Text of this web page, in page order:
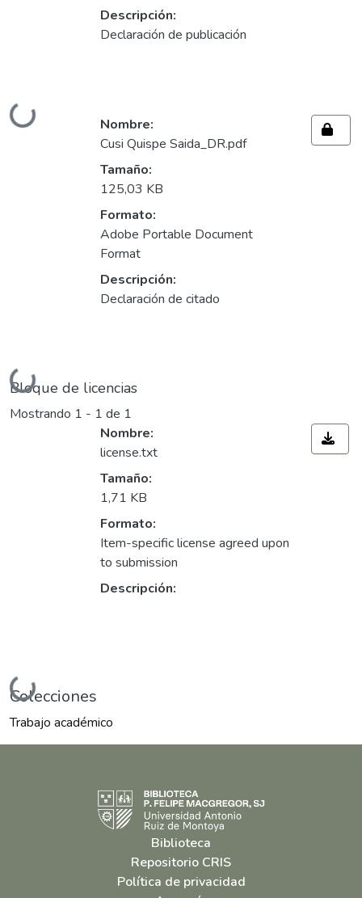
Cargando...
Descripción:
Declaración de publicación
Cargando...
Nombre:
Cusi Quispe Saida_DR.pdf
Tamaño:
125,03 KB
Formato:
Adobe Portable Document
Format
Descripción:
Declaración de citado
Bloque de licencias
Mostrando 1 - 1 de 1
Cargando...
Nombre:
license.txt
Tamaño:
1,71 KB
Formato:
Item-specific license agreed upon
to submission
Descripción:
Colecciones
Trabajo académico
Biblioteca
Repositorio CRIS
Política de privacidad